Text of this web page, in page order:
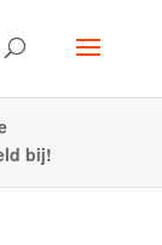
bij!